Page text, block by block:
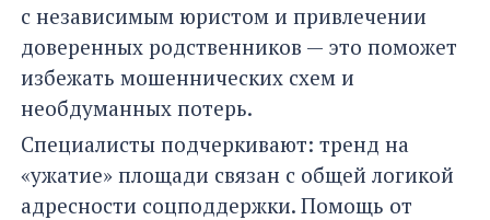
с независимым юристом и привлечении
доверенных родственников — это поможет
избежать мошеннических схем и
необдуманных потерь.
Специалисты подчеркивают: тренд на
«ужатие» площади связан с общей логикой
адресности соцподдержки. Помощь от